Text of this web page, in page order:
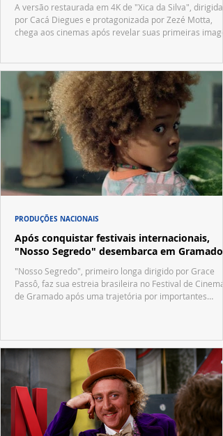
A versão restaurada em 4K de "Xica da Silva", dirigida
por Cacá Diegues e protagonizada por Zezé Motta,
chega aos cinemas após revelar suas primeiras
Após conquistar festivais internacionais,
"Nosso Segredo" desembarca em Gramado
"Nosso Segredo", primeiro longa dirigido por Grace
Passô, faz sua estreia brasileira no Festival de Cinema
de Gramado após uma trajetória por importantes
PRODUÇÕES NACIONAIS